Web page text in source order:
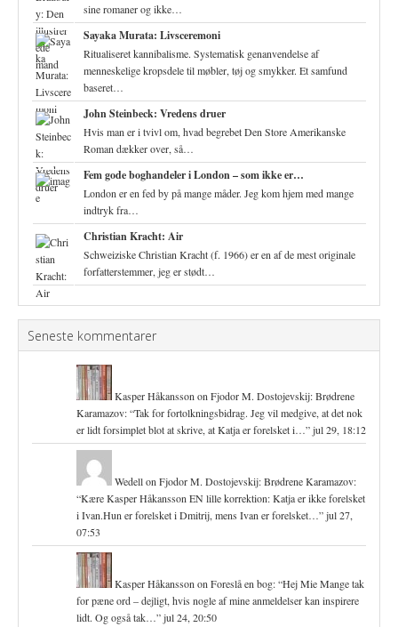
sine romaner og ikke…
Sayaka Murata: Livsceremoni
Ritualiseret kannibalisme. Systematisk genanvendelse af
menneskelige kropsdele til møbler, tøj og smykker. Et samfund
baseret…
John Steinbeck: Vredens druer
Hvis man er i tvivl om, hvad begrebet Den Store Amerikanske
Roman dækker over, så…
Fem gode boghandeler i London – som ikke er…
London er en fed by på mange måder. Jeg kom hjem med mange
indtryk fra…
Christian Kracht: Air
Schweiziske Christian Kracht (f. 1966) er en af de mest originale
forfatterstemmer, jeg er stødt…
Seneste kommentarer
Kasper Håkansson on Fjodor M. Dostojevskij: Brødrene
Karamazov: “Tak for fortolkningsbidrag. Jeg vil medgive, at det nok
er lidt forsimplet blot at skrive, at Katja er forelsket i…”jul 29, 18:12
Wedellon Fjodor M. Dostojevskij: Brødrene Karamazov:
“Kære Kasper Håkansson EN lille korrektion: Katja er ikke forelsket
i Ivan.Hun er forelsket i Dmitrij, mens Ivan er forelsket…”jul 27,
07:53
Kasper Håkansson on Foreslå en bog: “Hej Mie Mange tak
for pæne ord – dejligt, hvis nogle af mine anmeldelser kan inspirere
lidt. Og også tak…”jul 24, 20:50